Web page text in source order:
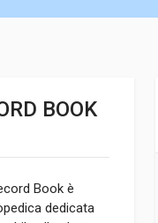
BOOK
Book è
dedicata